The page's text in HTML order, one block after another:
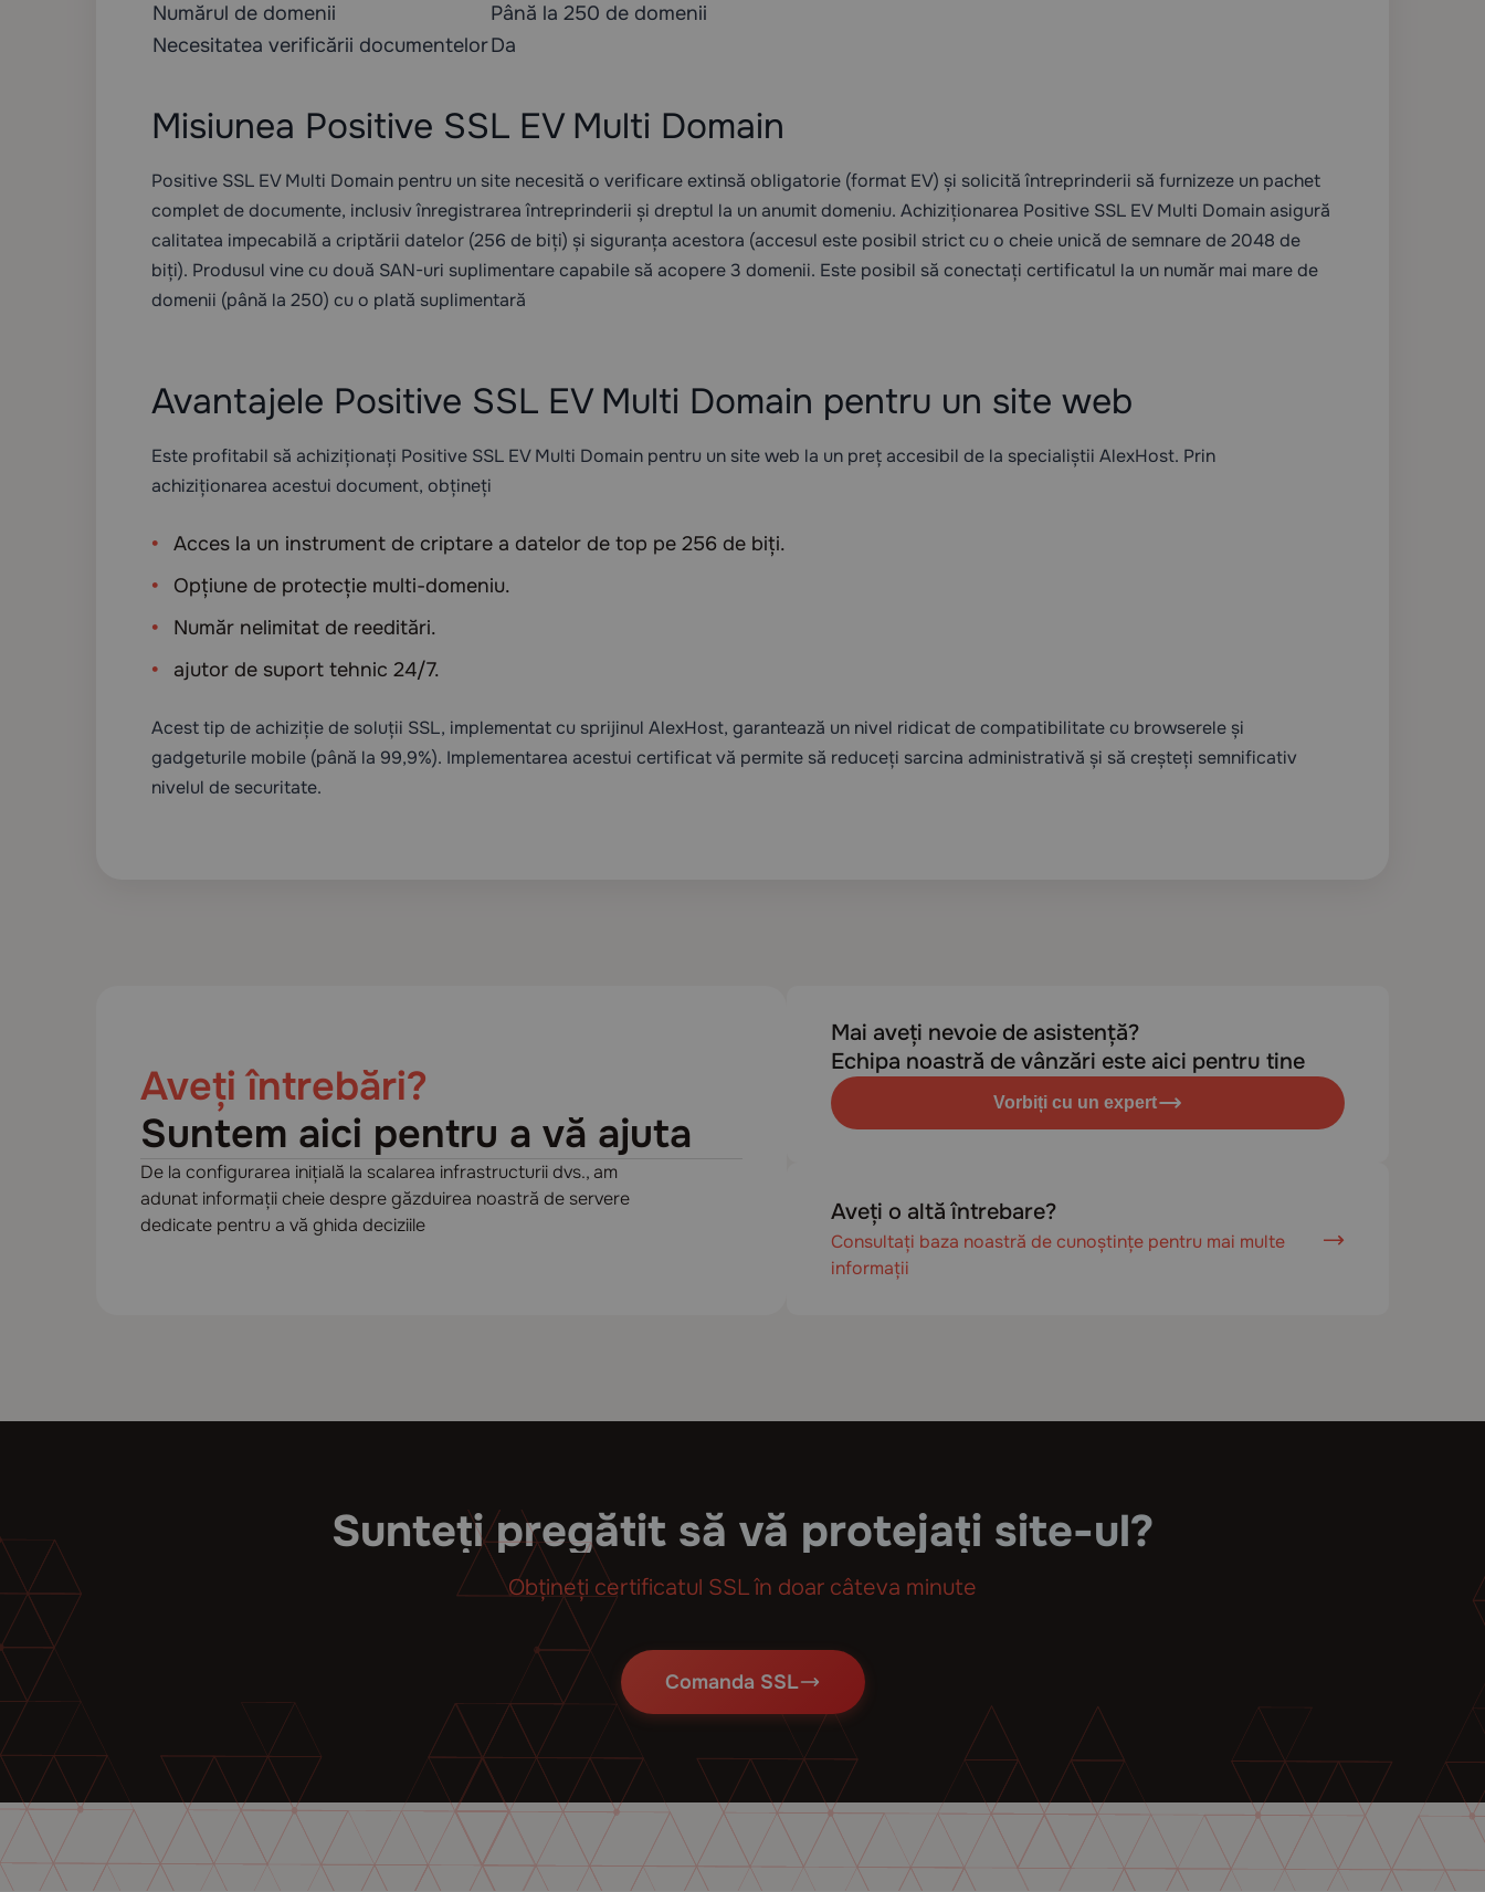
Numărul de domenii
Până la 250 de domenii
Necesitatea verificării documentelorDa
Misiunea Positive SSL EV Multi Domain
Positive SSL EV Multi Domain pentru un site necesită o verificare extinsă obligatorie (format EV) și solicită întreprinderii să furnizeze un pachet
complet de documente, inclusiv înregistrarea întreprinderii și dreptul la un anumit domeniu. Achiziționarea Positive SSL EV Multi Domain asigură
calitatea impecabilă a criptării datelor (256 de biți) și siguranța acestora (accesul este posibil strict cu o cheie unică de semnare de 2048 de
biți). Produsul vine cu două SAN-uri suplimentare capabile să acopere 3 domenii. Este posibil să conectați certificatul la un număr mai mare de
domenii (până la 250) cu o plată suplimentară
Avantajele Positive SSL EV Multi Domain pentru un site web
Este profitabil să achiziționați Positive SSL EV Multi Domain pentru un site web la un preț accesibil de la specialiștii AlexHost. Prin
achiziționarea acestui document, obțineți
Acces la un instrument de criptare a datelor de top pe 256 de biți.
Opțiune de protecție multi-domeniu.
Număr nelimitat de reeditări.
ajutor de suport tehnic 24/7.
Acest tip de achiziție de soluții SSL, implementat cu sprijinul AlexHost, garantează un nivel ridicat de compatibilitate cu browserele și
gadgeturile mobile (până la 99,9%). Implementarea acestui certificat vă permite să reduceți sarcina administrativă și să creșteți semnificativ
nivelul de securitate.
Aveți întrebări?
Suntem aici pentru a vă ajuta
De la configurarea inițială la scalarea infrastructurii dvs., am
adunat informații cheie despre găzduirea noastră de servere
dedicate pentru a vă ghida deciziile
Mai aveți nevoie de asistență?
Echipa noastră de vânzări este aici pentru tine
Vorbiți cu un expert
Aveți o altă întrebare?
Consultați baza noastră de cunoștințe pentru mai multe
informații
Sunteți pregătit să vă protejați site-ul?
Obțineți certificatul SSL în doar câteva minute
Comanda SSL